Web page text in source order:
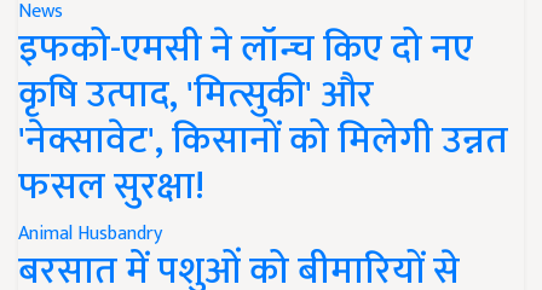
News
इफको-एमसी ने लॉन्च किए दो नए
कृषि उत्पाद, 'मित्सुकी' और
'नेक्सावेट', किसानों को मिलेगी उन्नत
फसल सुरक्षा!
Animal Husbandry
बरसात में पशुओं को बीमारियों से